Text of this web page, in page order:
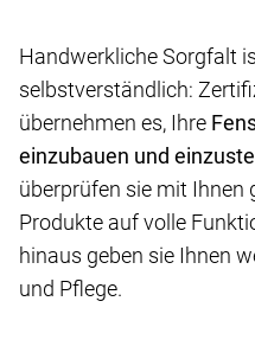
Handwerkliche Sorgfalt
selbstverständlich:
übernehmen es, Ihre
einzubauen und
überprüfen sie mit Ihnen
Produkte auf volle
hinaus geben sie Ihnen
und Pflege.